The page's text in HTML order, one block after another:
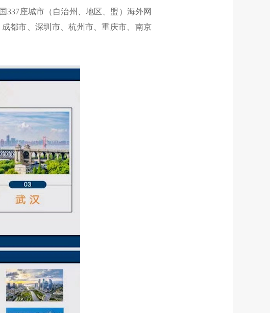
座城市（自治州、地区、盟）海外网
都市、深圳市、杭州市、重庆市、南京